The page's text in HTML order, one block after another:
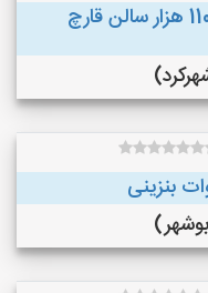
جت هیتر فن گلخانه بخاری 110 هزار سالن قارچ